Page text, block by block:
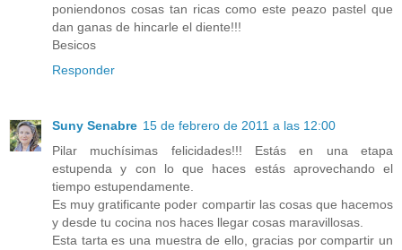
poniendonos cosas tan ricas como este peazo pastel que
dan ganas de hincarle el diente!!!
Besicos
Responder
Suny Senabre 15 de febrero de 2011 a las 12:00
Pilar muchísimas felicidades!!! Estás en una etapa
estupenda y con lo que haces estás aprovechando el
tiempo estupendamente.
Es muy gratificante poder compartir las cosas que hacemos
y desde tu cocina nos haces llegar cosas maravillosas.
Esta tarta es una muestra de ello, gracias por compartir un